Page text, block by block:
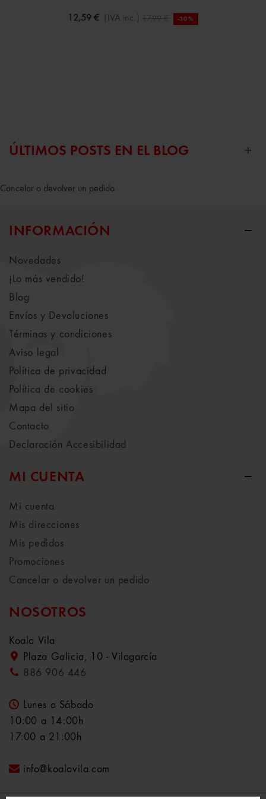
12,59 € (IVA inc.) 17,99 € -30%
ÚLTIMOS POSTS EN EL BLOG
Cancelar o devolver un pedido
INFORMACIÓN
Novedades
¡Lo más vendido!
Blog
Envíos y Devoluciones
Términos y condiciones
Aviso legal
Política de privacidad
Política de cookies
Mapa del sitio
Contacto
Declaración Accesibilidad
MI CUENTA
Mi cuenta
Mis direcciones
Mis pedidos
Promociones
Cancelar o devolver un pedido
NOSOTROS
Koala Vila
Plaza Galicia, 10 - Vilagarcía
886 906 446
Lunes a Sábado
10:00 a 14:00h
17:00 a 21:00h
info@koalavila.com